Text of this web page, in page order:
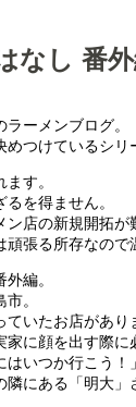
なし 番
ーメンブログ。
めつけているシリ
す。
を得ません。
店の新規開拓が
頑張る所存なので
編。
。
ていたお店があり
に顔を出す際に
はいつか行こう！
にある「明大」